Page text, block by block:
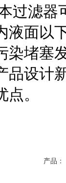
过滤器
液面以
染堵塞
品设计
点。
产品：